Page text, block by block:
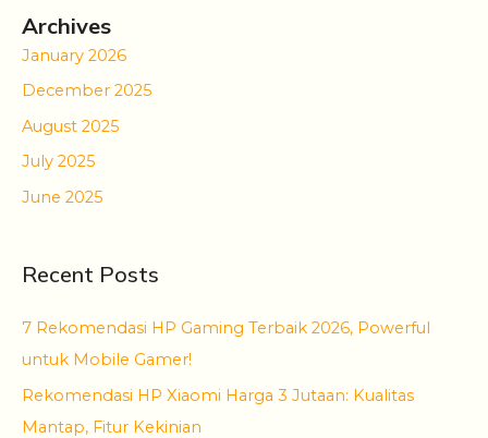
Archives
January 2026
December 2025
August 2025
July 2025
June 2025
Recent Posts
7 Rekomendasi HP Gaming Terbaik 2026, Powerful
untuk Mobile Gamer!
Rekomendasi HP Xiaomi Harga 3 Jutaan: Kualitas
Mantap, Fitur Kekinian